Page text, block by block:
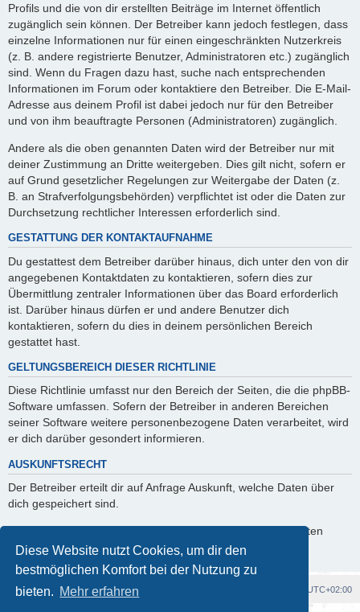
Diese Website nutzt Cookies, um dir den
bestmöglichen Komfort bei der Nutzung zu
bieten. Mehr erfahren
Profils und die von dir erstellten Beiträge im Internet öffentlich
zugänglich sein können. Der Betreiber kann jedoch festlegen, dass
einzelne Informationen nur für einen eingeschränkten Nutzerkreis
(z. B. andere registrierte Benutzer, Administratoren etc.) zugänglich
sind. Wenn du Fragen dazu hast, suche nach entsprechenden
Informationen im Forum oder kontaktiere den Betreiber. Die E-Mail-
Adresse aus deinem Profil ist dabei jedoch nur für den Betreiber
und von ihm beauftragte Personen (Administratoren) zugänglich.
Andere als die oben genannten Daten wird der Betreiber nur mit
deiner Zustimmung an Dritte weitergeben. Dies gilt nicht, sofern er
auf Grund gesetzlicher Regelungen zur Weitergabe der Daten (z.
B. an Strafverfolgungsbehörden) verpflichtet ist oder die Daten zur
Durchsetzung rechtlicher Interessen erforderlich sind.
GESTATTUNG DER KONTAKTAUFNAHME
Du gestattest dem Betreiber darüber hinaus, dich unter den von dir
angegebenen Kontaktdaten zu kontaktieren, sofern dies zur
Übermittlung zentraler Informationen über das Board erforderlich
ist. Darüber hinaus dürfen er und andere Benutzer dich
kontaktieren, sofern du dies in deinem persönlichen Bereich
gestattet hast.
GELTUNGSBEREICH DIESER RICHTLINIE
Diese Richtlinie umfasst nur den Bereich der Seiten, die die phpBB-
Software umfassen. Sofern der Betreiber in anderen Bereichen
seiner Software weitere personenbezogene Daten verarbeitet, wird
er dich darüber gesondert informieren.
AUSKUNFTSRECHT
Der Betreiber erteilt dir auf Anfrage Auskunft, welche Daten über
dich gespeichert sind.
Du kannst jederzeit die Löschung bzw. Sperrung deiner Daten
verlangen. Kontaktiere hierzu bitte den Betreiber.
Foren-Übersicht UTC+02:00